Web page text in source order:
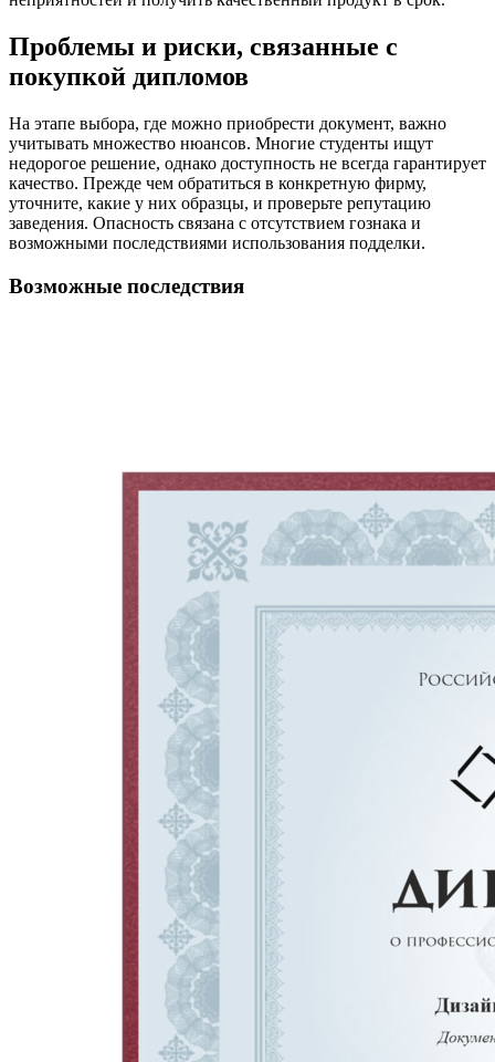
Проблемы и риски, связанные с
покупкой дипломов
На этапе выбора, где можно приобрести документ, важно
учитывать множество нюансов. Многие студенты ищут
недорогое решение, однако доступность не всегда гарантирует
качество. Прежде чем обратиться в конкретную фирму,
уточните, какие у них образцы, и проверьте репутацию
заведения. Опасность связана с отсутствием гознака и
возможными последствиями использования подделки.
Возможные последствия